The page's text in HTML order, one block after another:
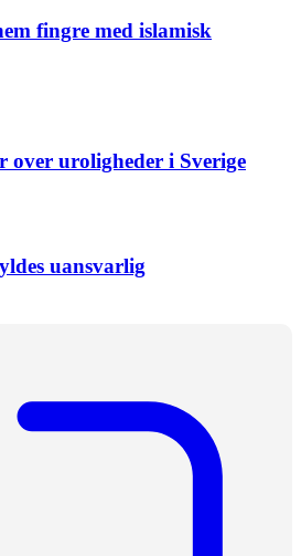
fingre med islamisk
uroligheder i Sverige
uansvarlig